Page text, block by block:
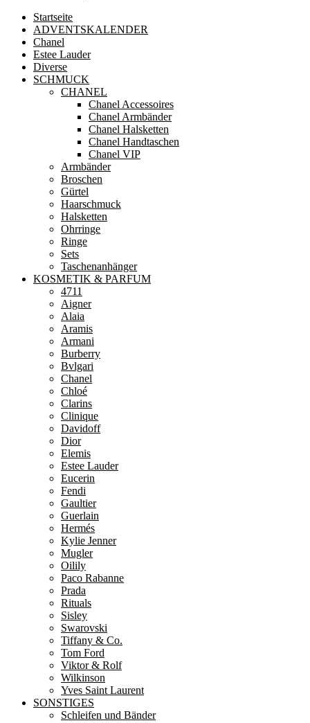
Startseite
ADVENTSKALENDER
Chanel
Estee Lauder
Diverse
SCHMUCK
CHANEL
Chanel Accessoires
Chanel Armbänder
Chanel Halsketten
Chanel Handtaschen
Chanel VIP
Armbänder
Broschen
Gürtel
Haarschmuck
Halsketten
Ohrringe
Ringe
Sets
Taschenanhänger
KOSMETIK & PARFUM
4711
Aigner
Alaia
Aramis
Armani
Burberry
Bvlgari
Chanel
Chloé
Clarins
Clinique
Davidoff
Dior
Elemis
Estee Lauder
Eucerin
Fendi
Gaultier
Guerlain
Hermés
Kylie Jenner
Mugler
Oilily
Paco Rabanne
Prada
Rituals
Sisley
Swarovski
Tiffany & Co.
Tom Ford
Viktor & Rolf
Wilkinson
Yves Saint Laurent
SONSTIGES
Schleifen und Bänder